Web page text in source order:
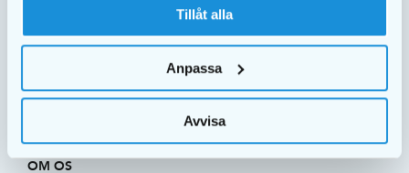
Tillåt alla
Anpassa
Avvisa
Navestadsgatan 31 603 66 Norrköping
Telefon:45 82 08 22
danmark@ekulf.se
OM OS